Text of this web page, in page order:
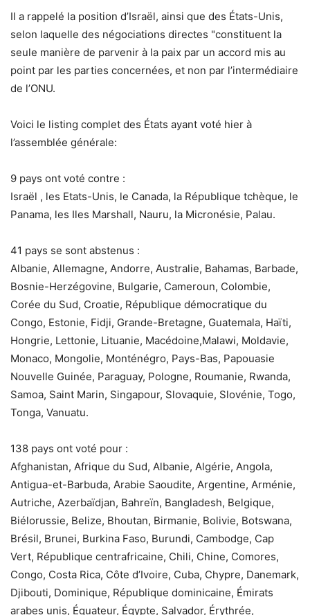
Il a rappelé la position d’Israël, ainsi que des États-Unis,
selon laquelle des négociations directes "constituent la
seule manière de parvenir à la paix par un accord mis au
point par les parties concernées, et non par l’intermédiaire
de l’ONU.
Voici le listing complet des États ayant voté hier à
l’assemblée générale:
9 pays ont voté contre :
Israël , les Etats-Unis, le Canada, la République tchèque, le
Panama, les Iles Marshall, Nauru, la Micronésie, Palau.
41 pays se sont abstenus :
Albanie, Allemagne, Andorre, Australie, Bahamas, Barbade,
Bosnie-Herzégovine, Bulgarie, Cameroun, Colombie,
Corée du Sud, Croatie, République démocratique du
Congo, Estonie, Fidji, Grande-Bretagne, Guatemala, Haïti,
Hongrie, Lettonie, Lituanie, Macédoine,Malawi, Moldavie,
Monaco, Mongolie, Monténégro, Pays-Bas, Papouasie
Nouvelle Guinée, Paraguay, Pologne, Roumanie, Rwanda,
Samoa, Saint Marin, Singapour, Slovaquie, Slovénie, Togo,
Tonga, Vanuatu.
138 pays ont voté pour :
Afghanistan, Afrique du Sud, Albanie, Algérie, Angola,
Antigua-et-Barbuda, Arabie Saoudite, Argentine, Arménie,
Autriche, Azerbaïdjan, Bahreïn, Bangladesh, Belgique,
Biélorussie, Belize, Bhoutan, Birmanie, Bolivie, Botswana,
Brésil, Brunei, Burkina Faso, Burundi, Cambodge, Cap
Vert, République centrafricaine, Chili, Chine, Comores,
Congo, Costa Rica, Côte d’Ivoire, Cuba, Chypre, Danemark,
Djibouti, Dominique, République dominicaine, Émirats
arabes unis, Équateur, Égypte, Salvador, Érythrée,